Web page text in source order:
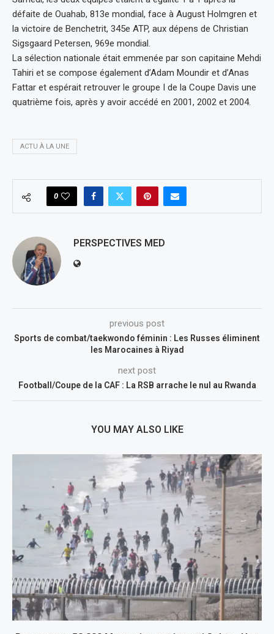
défaite de Ouahab, 813e mondial, face à August Holmgren et
la victoire de Benchetrit, 345e ATP, aux dépens de Christian
Sigsgaard Petersen, 969e mondial.
La sélection nationale était emmenée par son capitaine Mehdi
Tahiri et se compose également d’Adam Moundir et d’Anas
Fattar et espérait retrouver le groupe I de la Coupe Davis une
quatrième fois, après y avoir accédé en 2001, 2002 et 2004.
ACTU À LA UNE
0
PERSPECTIVES MED
previous post
Sports de combat/taekwondo féminin : Les Russes éliminent
les Marocaines à Riyad
next post
Football/Coupe de la CAF : La RSB arrache le nul au Rwanda
YOU MAY ALSO LIKE